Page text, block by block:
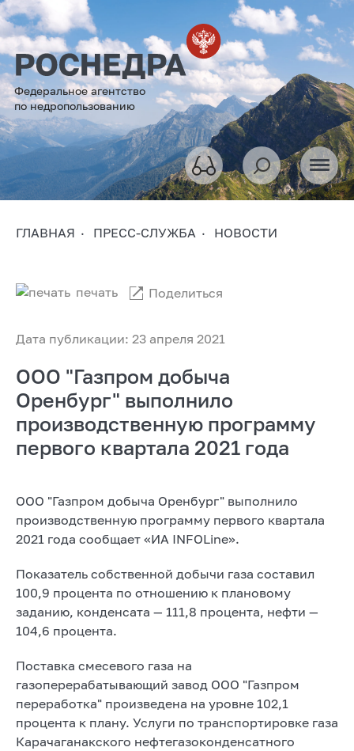
Федеральное агентство
по недропользованию
ГЛАВНАЯ ПРЕСС-СЛУЖБА НОВОСТИ
Дата публикации: 23 апреля 2021
печать Поделиться
ООО "Газпром добыча
Оренбург" выполнило
производственную программу
первого квартала 2021 года
ООО "Газпром добыча Оренбург" выполнило
производственную программу первого квартала
2021 года сообщает «ИА INFOLine».
Показатель собственной добычи газа составил
100,9 процента по отношению к плановому
заданию, конденсата — 111,8 процента, нефти —
104,6 процента.
Поставка смесевого газа на
газоперерабатывающий завод ООО "Газпром
переработка" произведена на уровне 102,1
процента к плану. Услуги по транспортировке газа
Карачаганакского нефтегазоконденсатного